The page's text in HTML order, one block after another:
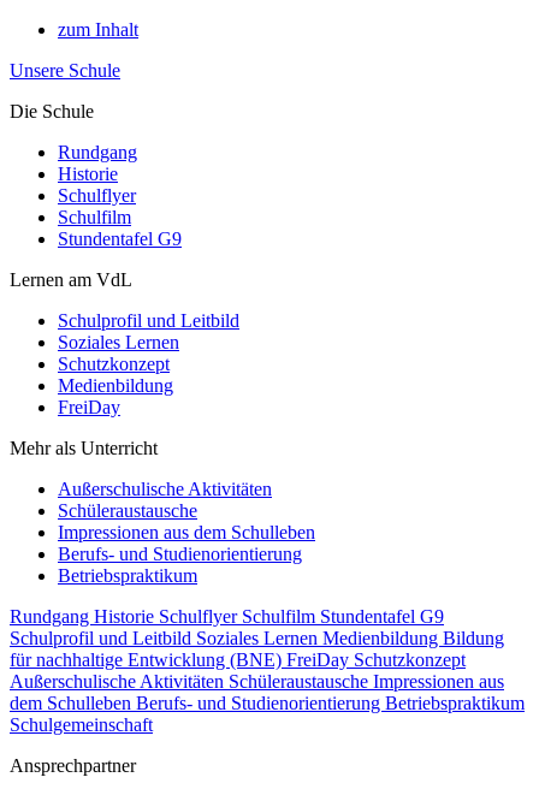
zum Inhalt
Unsere Schule
Die Schule
Rundgang
Historie
Schulflyer
Schulfilm
Stundentafel G9
Lernen am VdL
Schulprofil und Leitbild
Soziales Lernen
Schutzkonzept
Medienbildung
FreiDay
Mehr als Unterricht
Außerschulische Aktivitäten
Schüleraustausche
Impressionen aus dem Schulleben
Berufs- und Studienorientierung
Betriebspraktikum
Rundgang Historie Schulflyer Schulfilm Stundentafel G9
Schulprofil und Leitbild Soziales Lernen Medienbildung Bildung
für nachhaltige Entwicklung (BNE) FreiDay Schutzkonzept
Außerschulische Aktivitäten Schüleraustausche Impressionen aus
dem Schulleben Berufs- und Studienorientierung Betriebspraktikum
Schulgemeinschaft
Ansprechpartner